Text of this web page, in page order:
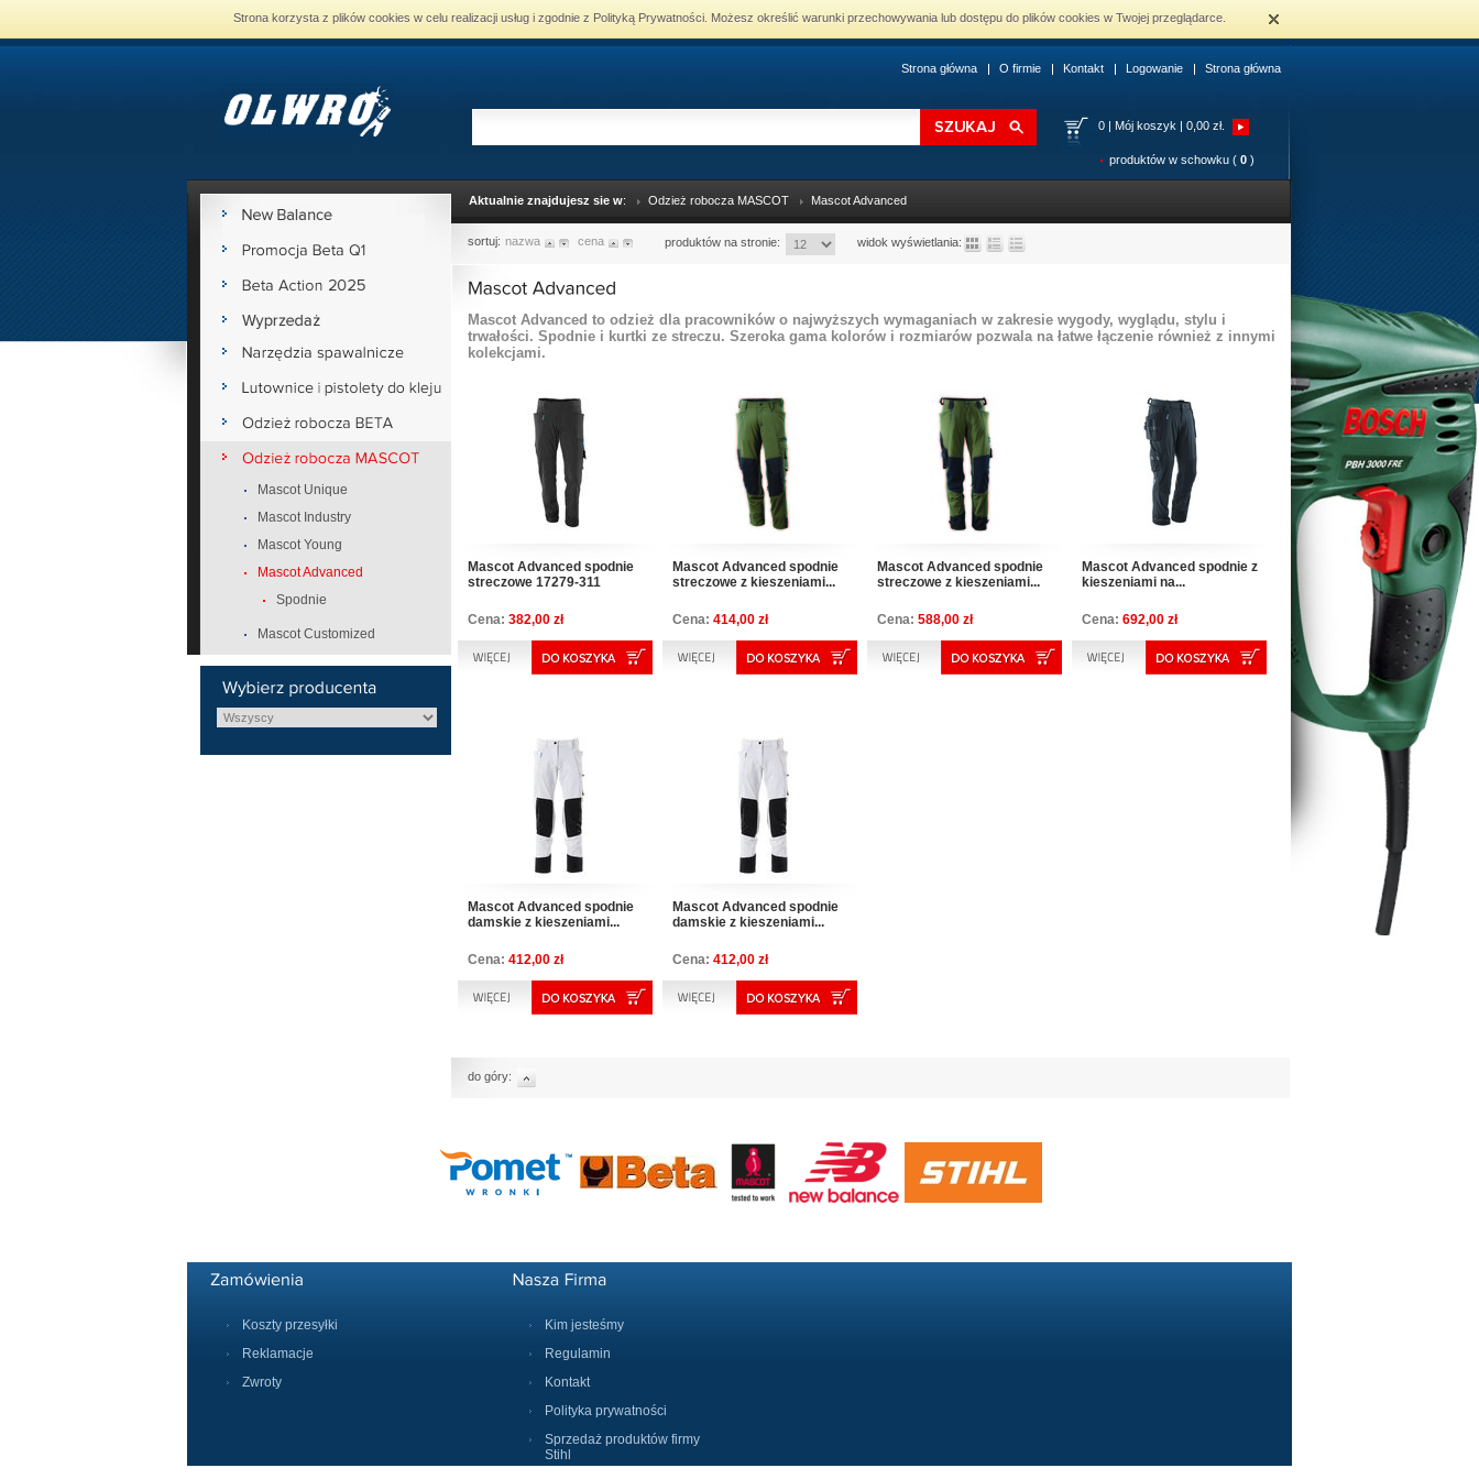
Strona korzysta z plików cookies w celu realizacji usług i zgodnie z Polityką Prywatności. Możesz określić warunki przechowywania lub dostępu do plików cookies w Twojej przeglądarce.
Strona główna O firmie Kontakt Logowanie Strona główna
0 | Mój koszyk | 0,00 zł.
produktów w schowku ( 0 )
Mascot Unique
Mascot Industry
Mascot Young
Mascot Advanced
Spodnie
Mascot Customized
Aktualnie znajdujesz sie w: Odzież robocza MASCOT Mascot Advanced
sortuj: nazwa cena produktów na stronie: widok wyświetlania:
Mascot Advanced to odzież dla pracowników o najwyższych wymaganiach w zakresie wygody, wyglądu, stylu i
trwałości. Spodnie i kurtki ze streczu. Szeroka gama kolorów i rozmiarów pozwala na łatwe łączenie również z innymi
kolekcjami.
Mascot Advanced spodnie
streczowe 17279-311
Cena: 382,00 zł
Mascot Advanced spodnie
streczowe z kieszeniami...
Cena: 414,00 zł
Mascot Advanced spodnie
streczowe z kieszeniami...
Cena: 588,00 zł
Mascot Advanced spodnie z
kieszeniami na...
Cena: 692,00 zł
Mascot Advanced spodnie
damskie z kieszeniami...
Cena: 412,00 zł
Mascot Advanced spodnie
damskie z kieszeniami...
Cena: 412,00 zł
do góry:
Koszty przesyłki
Reklamacje
Zwroty
Kim jesteśmy
Regulamin
Kontakt
Polityka prywatności
Sprzedaż produktów firmy
Stihl